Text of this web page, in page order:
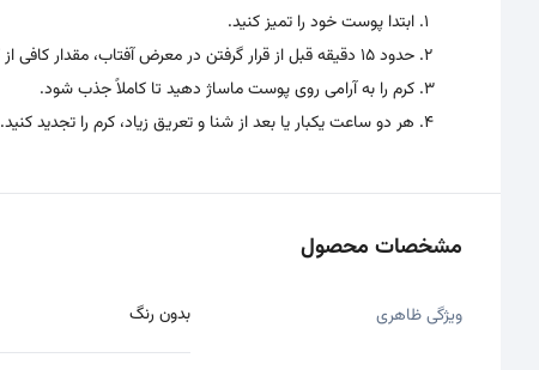
ابتدا پوست خود را تمیز کنید.
حدود ۱۵ دقیقه قبل از قرار گرفتن در معرض آفتاب، مقدار کافی از کرم را روی پوست خود بمالید.
کرم را به آرامی روی پوست ماساژ دهید تا کاملاً جذب شود.
هر دو ساعت یکبار یا بعد از شنا و تعریق زیاد، کرم را تجدید کنید.
مشخصات محصول
ویژگی ظاهری بدون رنگ